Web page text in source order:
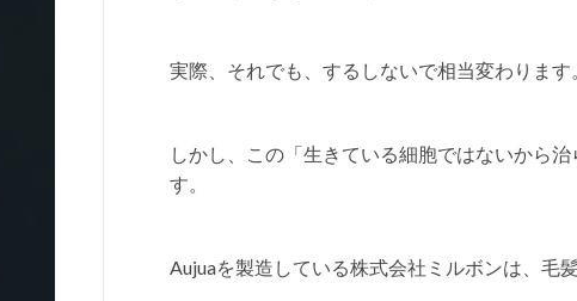
実際、それでも、するしないで相当変わります
しかし、この「生きている細胞ではないから
す。
Aujuaを製造している株式会社ミルボンは、毛